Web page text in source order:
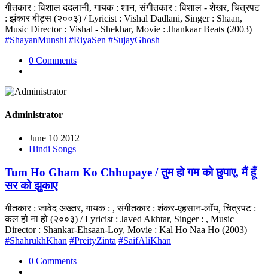
गीतकार : विशाल ददलानी, गायक : शान, संगीतकार : विशाल - शेखर, चित्रपट
: झंकार बीट्स (२००३) / Lyricist : Vishal Dadlani, Singer : Shaan,
Music Director : Vishal - Shekhar, Movie : Jhankaar Beats (2003)
#ShayanMunshi #RiyaSen #SujayGhosh
0 Comments
Administrator
June 10 2012
Hindi Songs
Tum Ho Gham Ko Chhupaye / तुम हो गम को छुपाए, मैं हूँ
सर को झुकाए
गीतकार : जावेद अख्तर, गायक : , संगीतकार : शंकर-एहसान-लॉय, चित्रपट :
कल हो ना हो (२००३) / Lyricist : Javed Akhtar, Singer : , Music
Director : Shankar-Ehsaan-Loy, Movie : Kal Ho Naa Ho (2003)
#ShahrukhKhan #PreityZinta #SaifAliKhan
0 Comments